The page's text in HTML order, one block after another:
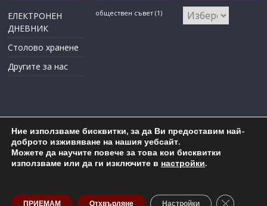
ЕЛЕКТРОНЕН
ДНЕВНИК
Столово хранене
Другите за нас
обществен съвет (1) КАТЕГОРИИ
Карта на сайта Административен достъп
Copyright © 2026 ОУ "Любен Каравелов" гр. Бургас
Ние използваме бисквитки, за да Ви предоставим най-
доброто изживяване на нашия уебсайт.
Можете да научите повече за това кои бисквитки
използваме или да ги изключите в настройки.
ПРИЕМАМ Отхвърляне Настройки Close